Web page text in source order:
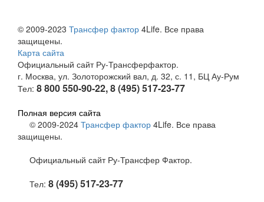
© 2009-2023 Трансфер фактор 4Life. Все права
защищены.
Карта сайта
Официальный сайт Ру-Трансферфактор.
г. Москва, ул. Золоторожский вал, д. 32, с. 11, БЦ Ау-Рум
Тел: 8 800 550-90-22, 8 (495) 517-23-77
Полная версия сайта
© 2009-2024 Трансфер фактор 4Life. Все права
защищены.
Официальный сайт Ру-Трансфер Фактор.
Тел: 8 (495) 517-23-77